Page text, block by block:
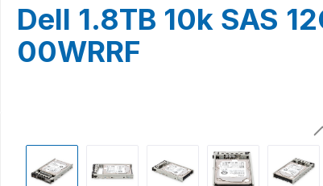
Dell 1.8TB 10k SAS
00WRRF